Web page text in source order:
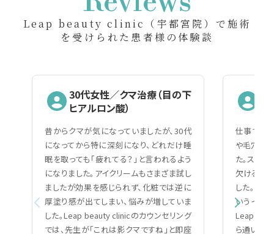
Leap beauty clinic（宇都宮院）で施術
を受けられた患者様の体験談
30代女性／クマ治療（目の下
ヒアルロン酸）
昔からクマが気になっていましたが、30代
になってから特に深刻になり、どれだけ睡
眠を取っても「疲れてる？」と言われるよう
になりました。アイクリームもさまざま試し
ましたが効果を感じられず、化粧では逆に
厚塗り感が出てしまい、悩みが増していま
した。Leap beauty clinicのカウンセリング
では、先生が「これは影クマですね」と即座
仕事で人
や毛穴の
た。スキ
欠ける自
した。美
いうイメ
Leap
ら通いや